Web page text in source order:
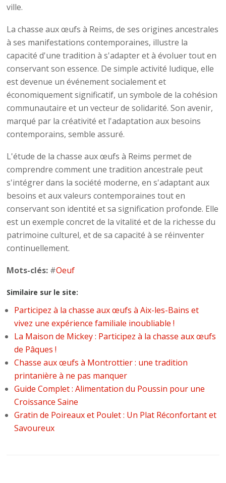
ville.
La chasse aux œufs à Reims, de ses origines ancestrales
à ses manifestations contemporaines, illustre la
capacité d'une tradition à s'adapter et à évoluer tout en
conservant son essence. De simple activité ludique, elle
est devenue un événement socialement et
économiquement significatif, un symbole de la cohésion
communautaire et un vecteur de solidarité. Son avenir,
marqué par la créativité et l'adaptation aux besoins
contemporains, semble assuré.
L'étude de la chasse aux œufs à Reims permet de
comprendre comment une tradition ancestrale peut
s'intégrer dans la société moderne, en s'adaptant aux
besoins et aux valeurs contemporaines tout en
conservant son identité et sa signification profonde. Elle
est un exemple concret de la vitalité et de la richesse du
patrimoine culturel, et de sa capacité à se réinventer
continuellement.
Mots-clés: #Oeuf
Similaire sur le site:
Participez à la chasse aux œufs à Aix-les-Bains et
vivez une expérience familiale inoubliable !
La Maison de Mickey : Participez à la chasse aux œufs
de Pâques !
Chasse aux œufs à Montrottier : une tradition
printanière à ne pas manquer
Guide Complet : Alimentation du Poussin pour une
Croissance Saine
Gratin de Poireaux et Poulet : Un Plat Réconfortant et
Savoureux